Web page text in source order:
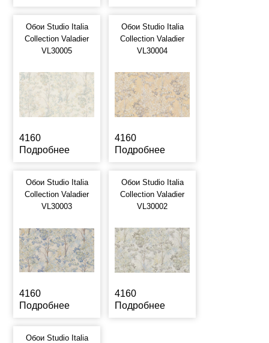
Обои Studio Italia
Collection Valadier
VL30005
4160
Подробнее
Обои Studio Italia
Collection Valadier
VL30004
4160
Подробнее
Обои Studio Italia
Collection Valadier
VL30003
4160
Подробнее
Обои Studio Italia
Collection Valadier
VL30002
4160
Подробнее
Обои Studio Italia